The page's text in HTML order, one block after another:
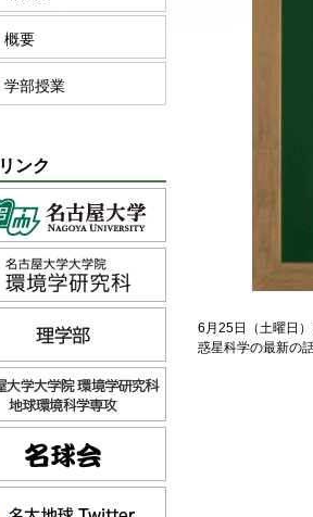
6月25日（土曜日
惑星科学の最新の
概要
学部授業
リンク